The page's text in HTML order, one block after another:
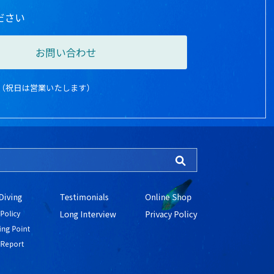
さい
お問い合わせ
日は営業いたします）
Point
Testimonials
Long Interview
Online Shop
Privacy Policy